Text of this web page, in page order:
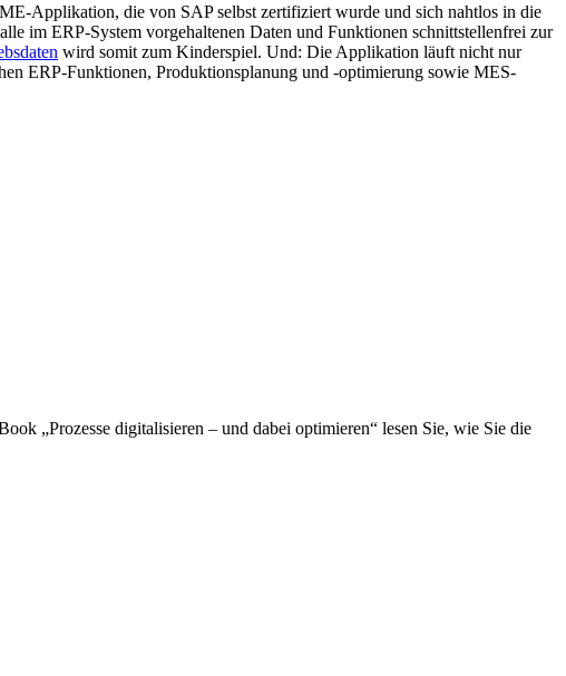
Applikation, die von SAP selbst zertifiziert wurde und sich nahtlos in die
im ERP-System vorgehaltenen Daten und Funktionen schnittstellenfrei zur
wird somit zum Kinderspiel. Und: Die Applikation läuft nicht nur
ERP-Funktionen, Produktionsplanung und -optimierung sowie MES-
„Prozesse digitalisieren – und dabei optimieren“ lesen Sie, wie Sie die